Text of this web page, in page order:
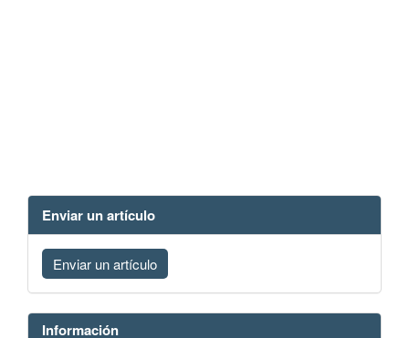
Enviar un artículo
Enviar un artículo
Información